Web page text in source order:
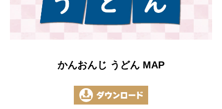
かんおんじ うどん MAP